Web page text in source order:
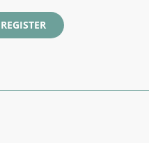
REGISTER